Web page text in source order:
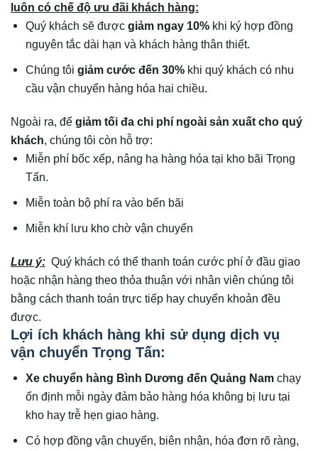
luôn có chế độ ưu đãi khách hàng:
Quý khách sẽ đượcgiảm ngay 10% khi ký hợp đồng
nguyên tắc dài hạn và khách hàng thân thiết.
Chúng tôigiảm cước đến 30% khi quý khách có nhu
cầu vận chuyển hàng hóa hai chiều.
Ngoài ra, để giảm tối đa chi phí ngoài sản xuất cho quý
khách, chúng tôi còn hỗ trợ:
Miễn phí bốc xếp, nâng hạ hàng hóa tại kho bãi Trọng
Tấn.
Miễn toàn bộ phí ra vào bến bãi
Miễn khí lưu kho chờ vận chuyển
Lưu ý: Quý khách có thể thanh toán cước phí ở đầu giao
hoặc nhận hàng theo thỏa thuận với nhân viên chúng tôi
bằng cách thanh toán trực tiếp hay chuyển khoản đều
được.
Lợi ích khách hàng khi sử dụng dịch vụ
vận chuyển Trọng Tấn:
Xe chuyển hàng Bình Dương đếnQuảng Nam chạy
ổn định mỗi ngày đảm bảo hàng hóa không bị lưu tại
kho hay trễ hẹn giao hàng.
Có hợp đồng vận chuyển, biên nhận, hóa đơn rõ ràng,